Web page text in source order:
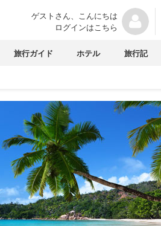
ゲストさん、こんにちは
ログインはこちら
旅行ガイド ホテル 旅行記